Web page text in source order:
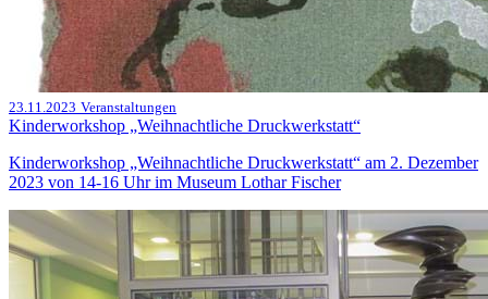
23.11.2023 Veranstaltungen
Kinderworkshop „Weihnachtliche Druckwerkstatt“
Kinderworkshop „Weihnachtliche Druckwerkstatt“ am 2. Dezember
2023 von 14-16 Uhr im Museum Lothar Fischer